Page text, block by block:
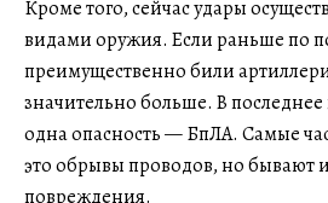
Кроме того, сейчас удары
видами оружия. Если раньше по
преимущественно били
значительно больше. В
одна опасность — БпЛА. Самые
это обрывы проводов, но бывают
повреждения.